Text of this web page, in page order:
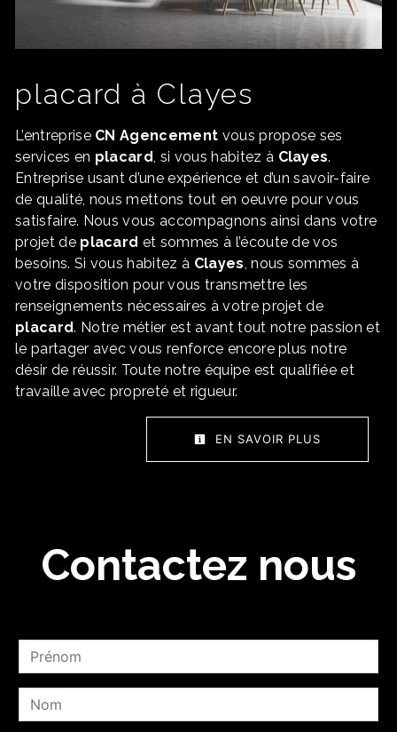
placard à Clayes
L’entreprise CN Agencement vous propose ses
services en placard, si vous habitez à Clayes.
Entreprise usant d’une expérience et d’un savoir-faire
de qualité, nous mettons tout en oeuvre pour vous
satisfaire. Nous vous accompagnons ainsi dans votre
projet de placard et sommes à l’écoute de vos
besoins. Si vous habitez à Clayes, nous sommes à
votre disposition pour vous transmettre les
renseignements nécessaires à votre projet de
placard. Notre métier est avant tout notre passion et
le partager avec vous renforce encore plus notre
désir de réussir. Toute notre équipe est qualifiée et
travaille avec propreté et rigueur.
EN SAVOIR PLUS
Contactez nous